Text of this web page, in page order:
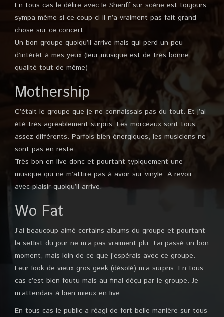
En tous cas le délire avec le Sheriff sur scène est toujours
sympa même si ce coup-ci il n’a vraiment pas fait grand
chose sur ce concert.
Un bon groupe quoiqu’il arrive mais qui perd un peu
d’intérêt à mes yeux (leur musique est de très bonne
qualité tout de même)
Mothership
C’était le groupe que je ne connaissais pas du tout. Et j’ai
été très agréablement surpris. Les morceaux sont tous
assez différents. Parfois bien énergiques, les musiciens ne
sont pas en reste.
Très bon en live donc et pourtant typiquement une
musique qui ne m’attire pas à avoir sur vinyle. A revoir
avec plaisir quoiqu’il arrive.
Wo Fat
J’ai beaucoup aimé certains albums du groupe et pourtant
la setlist du jour ne m’a pas vraiment plu. J’ai passé un bon
moment, mais loin de ce que j’espérais avec ce groupe.
Leur look de vieux gros geek (désolé) m’a surpris. En tous
cas c’est bien foutu mais au final déçu par le groupe. Je
m’attendais à bien mieux en live.
En tous cas le public a réagi de fort belle manière sur tous